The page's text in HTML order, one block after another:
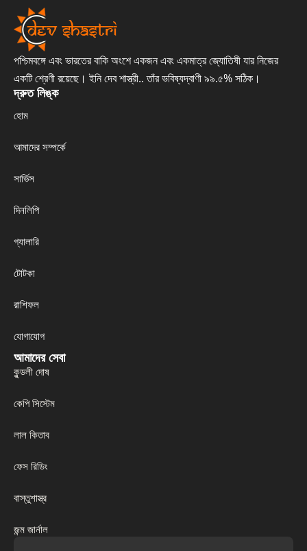
পশ্চিমবঙ্গে এবং ভারতের বাকি অংশে একজন এবং একমাত্র জ্যোতিষী যার নিজের
একটি শ্রেণী রয়েছে। ইনি দেব শাস্ত্রী.. তাঁর ভবিষ্যদ্বাণী ৯৯.৫% সঠিক।
দ্রুত লিঙ্ক
হোম
আমাদের সম্পর্কে
সার্ভিস
দিনলিপি
গ্যালারি
টোটকা
রাশিফল
যোগাযোগ
আমাদের সেবা
কুন্ডলী দোষ
কেপি সিস্টেম
লাল কিতাব
ফেস রিডিং
বাস্তুশাস্ত্র
জন্ম জার্নাল